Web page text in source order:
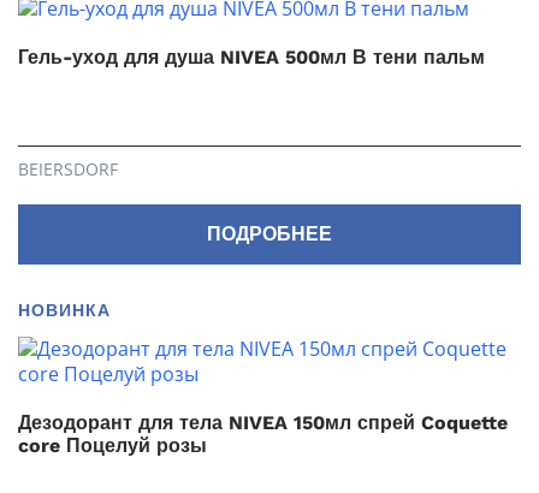
Гель-уход для душа NIVEA 500мл В тени пальм
BEIERSDORF
ПОДРОБНЕЕ
НОВИНКА
Дезодорант для тела NIVEA 150мл спрей Coquette
core Поцелуй розы